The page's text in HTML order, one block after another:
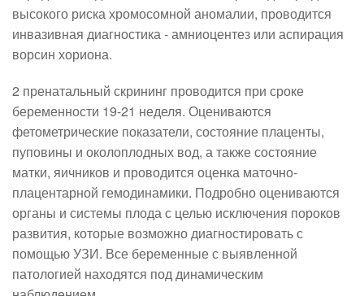
высокого риска хромосомной аномалии, проводится
инвазивная диагностика - амниоцентез или аспирация
ворсин хориона.
2 пренатальный скрининг проводится при сроке
беременности 19-21 неделя. Оцениваются
фетометрические показатели, состояние плаценты,
пуповины и околоплодных вод, а также состояние
матки, яичников и проводится оценка маточно-
плацентарной гемодинамики. Подробно оцениваются
органы и системы плода с целью исключения пороков
развития, которые возможно диагностировать с
помощью УЗИ. Все беременные с выявленной
патологией находятся под динамическим